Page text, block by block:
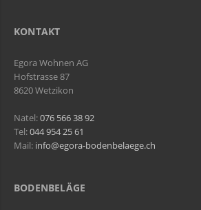
KONTAKT
Egora Wohnen AG
Hofstrasse 87
8620 Wetzikon
Natel:076 566 38 92
Tel:044 954 25 61
Mail: info@egora-bodenbelaege.ch
BODENBELÄGE